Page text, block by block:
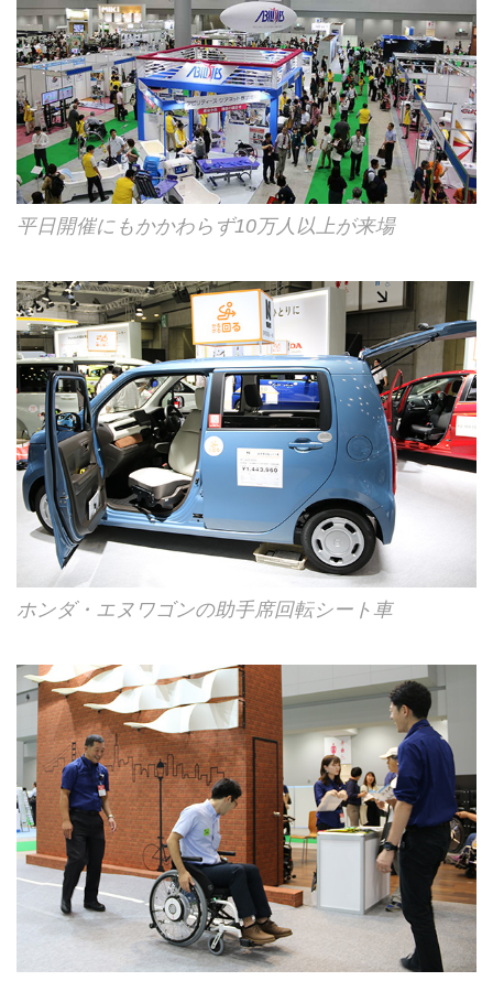
平日開催にもかかわらず10万人以上が来場
ホンダ・エヌワゴンの助手席回転シート車